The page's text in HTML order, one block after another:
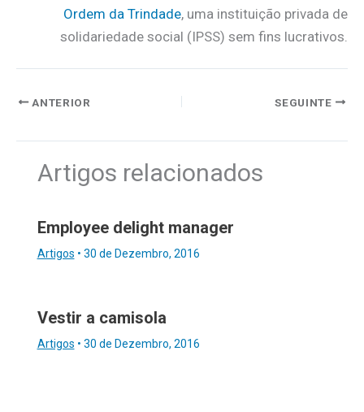
Ordem da Trindade, uma instituição privada de
solidariedade social (IPSS) sem fins lucrativos.
ANTERIOR SEGUINTE
Artigos relacionados
Employee delight manager
Artigos • 30 de Dezembro, 2016
Vestir a camisola
Artigos • 30 de Dezembro, 2016